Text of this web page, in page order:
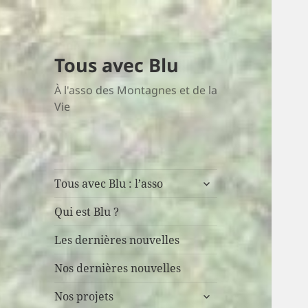
Tous avec Blu
À l'asso des Montagnes et de la
Vie
Tous avec Blu : l’asso
ouvrir
le
sous-
menu
Qui est Blu ?
Les dernières nouvelles
Nos dernières nouvelles
Nos projets
ouvrir